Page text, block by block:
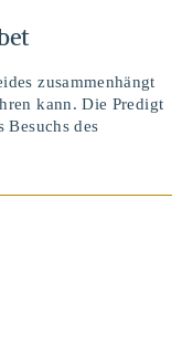
zusammenhängt
kann. Die Predigt
Besuchs des